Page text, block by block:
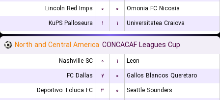
Lincoln Red Imps
۰ ۰
Omonia FC Nicosia
KuPS Palloseura
۱ ۱ Universitatea Craiova
North and Central America CONCACAF Leagues Cup
Nashville SC ۰ ۱
Leon
FC Dallas
۲ ۰
Gallos Blancos Queretaro
Deportivo Toluca FC
۳ ۰
Seattle Sounders